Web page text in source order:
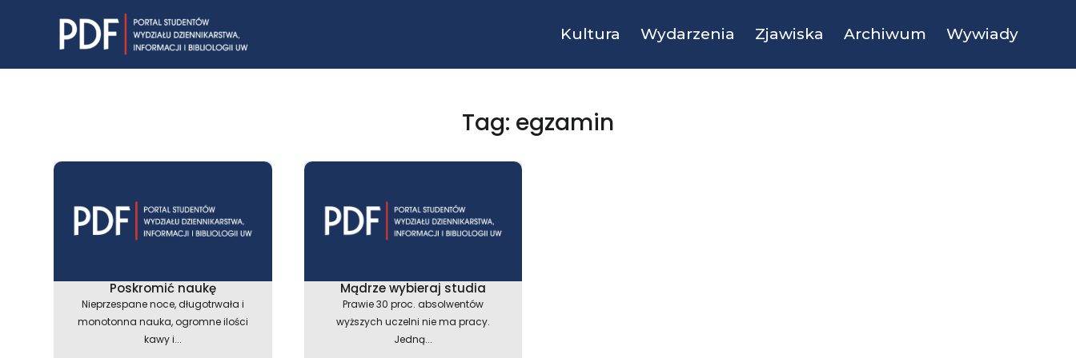
Kultura Wydarzenia Zjawiska Archiwum Wywiady
Tag: egzamin
Poskromić naukę
Nieprzespane noce, długotrwała i
monotonna nauka, ogromne ilości
kawy i...
Mądrze wybieraj studia
Prawie 30 proc. absolwentów
wyższych uczelni nie ma pracy.
Jedną...